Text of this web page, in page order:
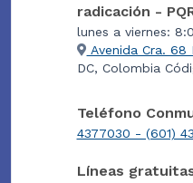
radicación -
lunes a viernes:
Avenida Cra. 68
DC, Colombia
Teléfono
4377030 - (601)
Líneas